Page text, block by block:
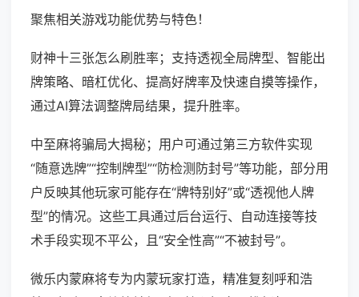
聚焦相关游戏功能优势与特色！
财神十三张怎么刷胜率；支持透视全局牌型、智能出
牌策略、暗杠优化、提高好牌率及快速自摸等操作，
通过AI算法调整牌局结果，提升胜率。
中至麻将骗局大揭秘；用户可通过第三方软件实现
“随意选牌”“控制牌型”“防检测防封号”等功能，部分用
户反映其他玩家可能存在“牌特别好”或“透视他人牌
型”的情况。这些工具通过后台运行、自动连接等技
术手段实现不平公，且“安全性高”“不被封号”。
微乐内蒙麻将专为内蒙玩家打造，精准复刻呼和浩